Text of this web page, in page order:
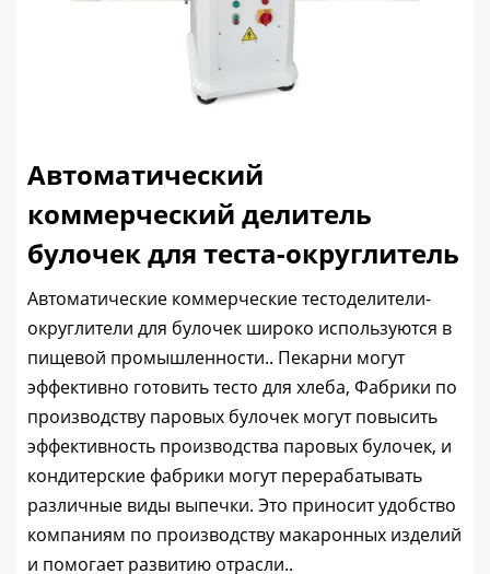
Автоматический
коммерческий делитель
булочек для теста-округлитель
Автоматические коммерческие тестоделители-
округлители для булочек широко используются в
пищевой промышленности.. Пекарни могут
эффективно готовить тесто для хлеба, Фабрики по
производству паровых булочек могут повысить
эффективность производства паровых булочек, и
кондитерские фабрики могут перерабатывать
различные виды выпечки. Это приносит удобство
компаниям по производству макаронных изделий
и помогает развитию отрасли..